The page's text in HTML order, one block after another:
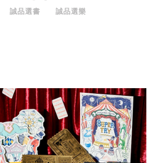
誠品選書 誠品選樂